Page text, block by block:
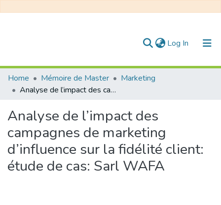
Log In (current)
Communities & Collections
All of DSpace
Statistics
Home Mémoire de Master
Marketing
Analyse de l’impact des campagnes de marketing d’influence sur la fidélité client: étude de cas: Sarl WAFA
Analyse de l’impact des
campagnes de marketing
d’influence sur la fidélité client:
étude de cas: Sarl WAFA